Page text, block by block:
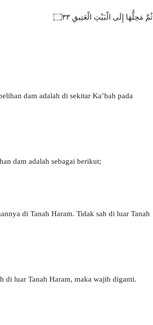
ثُمَّ مَحِلُّهَا إِلَى الْبَيْتِ الْعَتِيقِ ۝٣٣
dam adalah di sekitar Ka’bah pada
dam adalah sebagai berikut;
di Tanah Haram. Tidak sah di luar Tanah
di luar Tanah Haram, maka wajib diganti.